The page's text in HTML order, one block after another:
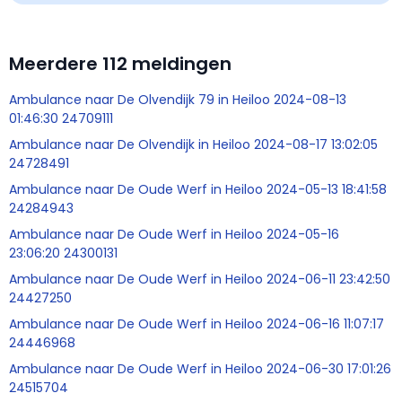
Meerdere 112 meldingen
Ambulance naar De Olvendijk 79 in Heiloo 2024-08-13
01:46:30 24709111
Ambulance naar De Olvendijk in Heiloo 2024-08-17 13:02:05
24728491
Ambulance naar De Oude Werf in Heiloo 2024-05-13 18:41:58
24284943
Ambulance naar De Oude Werf in Heiloo 2024-05-16
23:06:20 24300131
Ambulance naar De Oude Werf in Heiloo 2024-06-11 23:42:50
24427250
Ambulance naar De Oude Werf in Heiloo 2024-06-16 11:07:17
24446968
Ambulance naar De Oude Werf in Heiloo 2024-06-30 17:01:26
24515704